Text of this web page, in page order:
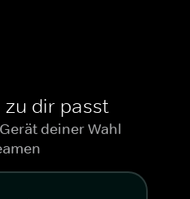
dir passt
deiner Wahl